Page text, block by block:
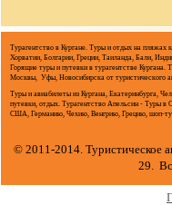
Турагентство в Кургане. Туры и отдых на пляжах
Хорватии, Болгарии, Греции, Таиланда, Бали,
Горящие туры и путевки в турагентстве
Москвы, Уфы, Новосибирска от туристического
Туры и авиабилеты из Кургана, Екатеринбурга,
путевки, отдых. Турагентство Апельсин - Туры
США, Германию, Чехию, Венгрию, Грецию, шоп-
© 2011-2014. Туристическое
29.